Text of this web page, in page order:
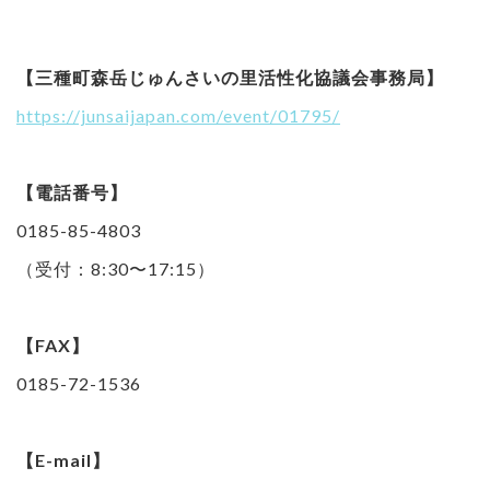
【三種町森岳じゅんさいの里活性化協議会事務局】
https://junsaijapan.com/event/01795/
【電話番号】
0185-85-4803
（受付：8:30〜17:15）
【FAX】
0185-72-1536
【E-mail】